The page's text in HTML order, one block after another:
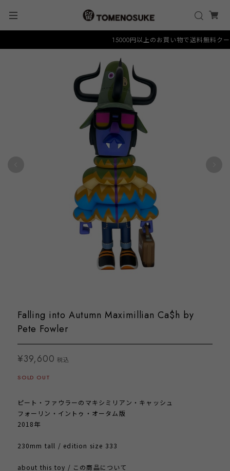
15000円以上のお買い物で送料無料クー
Falling into Autumn Maximillian Ca$h by
Pete Fowler
¥39,600 税込
SOLD OUT
ピート・ファウラーのマキシミリアン・キャッシュ
フォーリン・イントゥ・オータム版
2018年
230mm tall / edition size 333
about this toy / この商品について